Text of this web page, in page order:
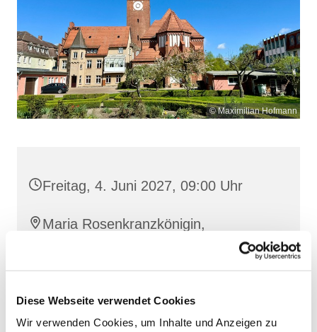
Diese Webseite verwendet Cookies
Wir verwenden Cookies, um Inhalte und Anzeigen zu
© Maximilian Hofmann
Freitag, 4. Juni 2027, 09:00 Uhr
Maria Rosenkranzkönigin,